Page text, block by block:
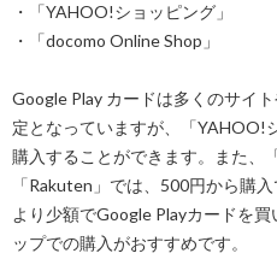
・「YAHOO!ショッピング」
・「docomo Online Shop」
Google Play カードは多くのサイ
定となっていますが、「YAHOO!
購入することができます。また、
「Rakuten」では、500円から購入
より少額でGoogle Playカードを
ップでの購入がおすすめです。